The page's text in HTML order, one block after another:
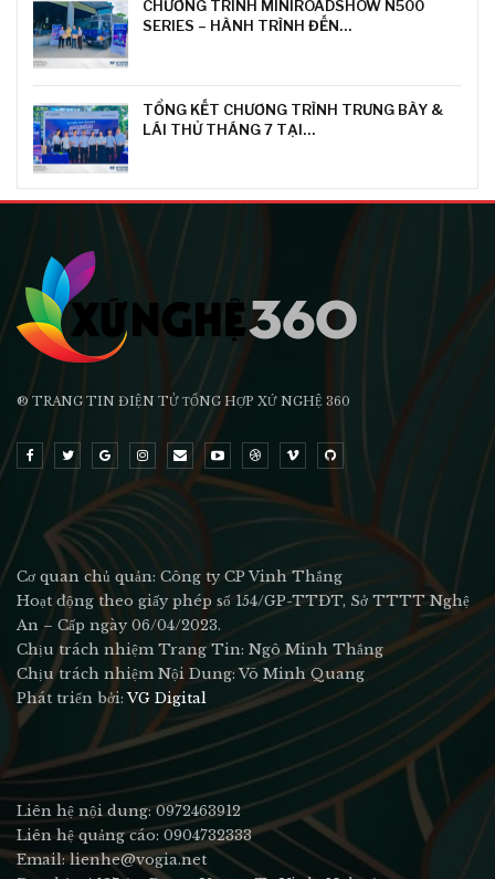
CHƯƠNG TRÌNH MINIROADSHOW N500
SERIES – HÀNH TRÌNH ĐẾN…
TỔNG KẾT CHƯƠNG TRÌNH TRƯNG BÀY &
LÁI THỬ THÁNG 7 TẠI…
® TRANG TIN ĐIỆN TỬ ТỔNG HỢP XỨ NGHỆ 360
Cơ quan chủ quản: Công ty CP Vinh Thắng
Hoạt động theo giấy phép số 154/GP-TTĐT, Sở TTTT Nghệ
An – Cấp ngày 06/04/2023.
Chịu trách nhiệm Trang Tin: Ngô Minh Thắng
Chịu trách nhiệm Nội Dung: Võ Minh Quang
Phát triển bởi:VG Digital
Liên hệ nội dung: 0972463912
Liên hệ quảng cáo: 0904732333
Email: lienhe@vogia.net